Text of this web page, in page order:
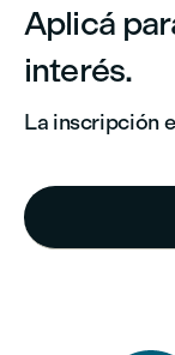
Aplicá
interés.
La inscripción